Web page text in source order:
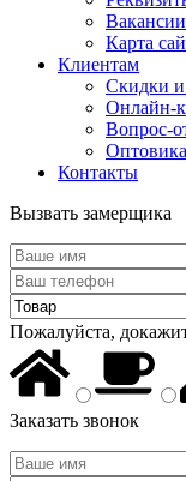
Вакансии
Карта
Клиентам
Скидки
Онлайн-
Вопрос-
Контакты
Вызвать замерщика
Пожалуйста,
Заказать звонок